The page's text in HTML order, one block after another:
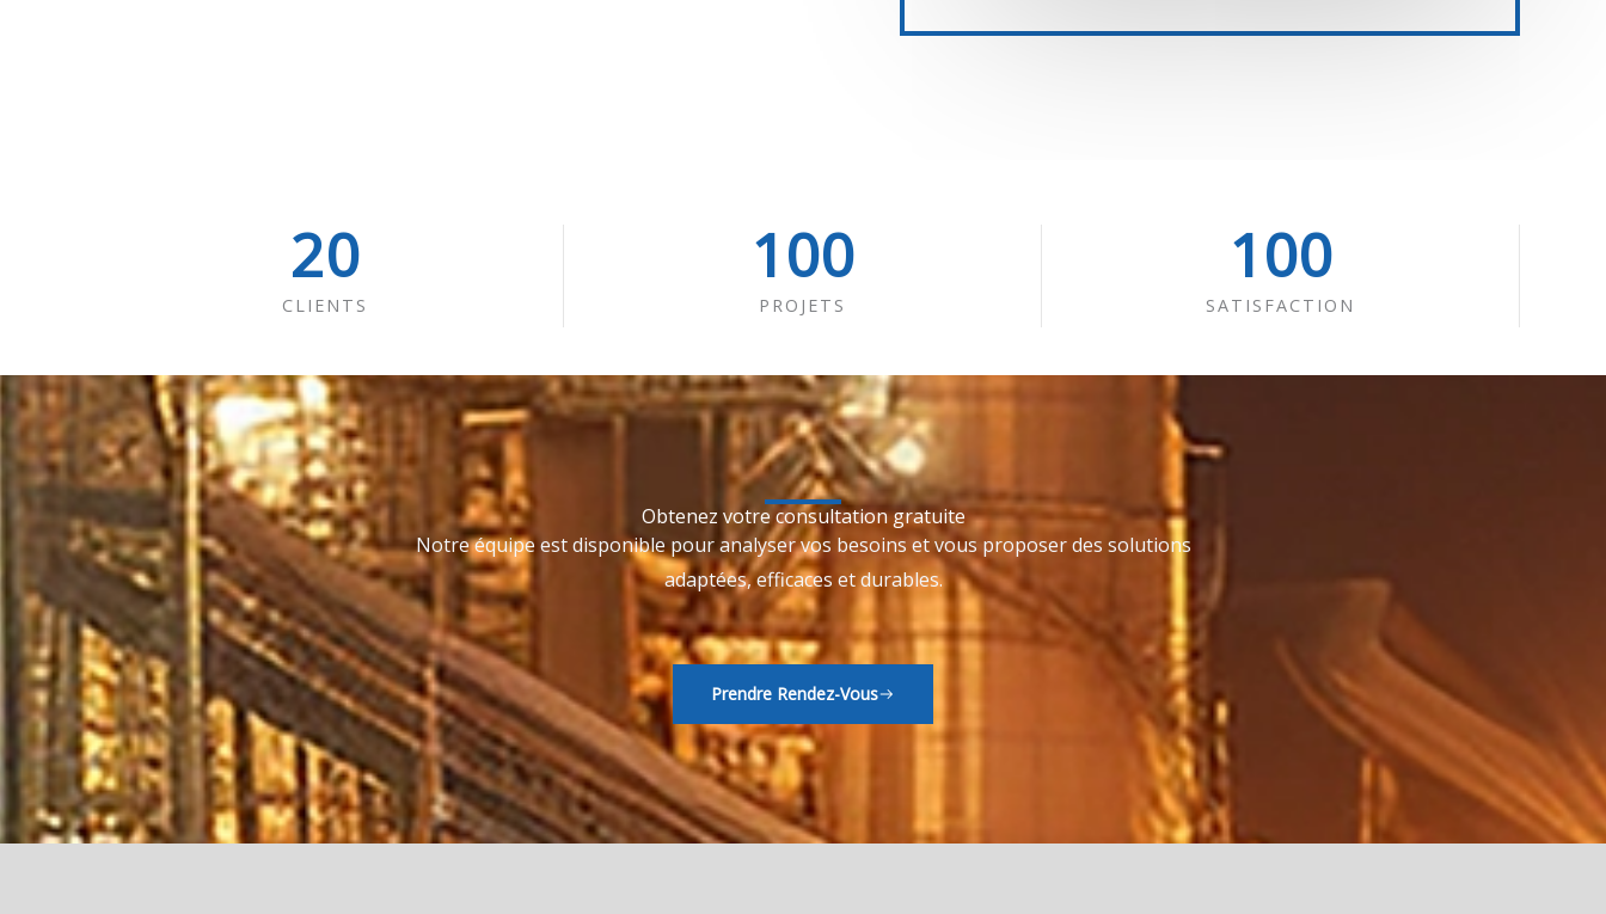
CLIENTS
20
PROJETS
100
SATISFACTION
100
Obtenez votre consultation gratuite
Notre équipe est disponible pour analyser vos besoins et vous proposer des solutions
adaptées, efficaces et durables.
Prendre Rendez-Vous